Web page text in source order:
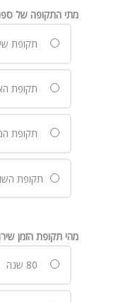
מתי התקופה של
תקופת
תקופת
תקופת
תקופת
מהי תקופת הזמן